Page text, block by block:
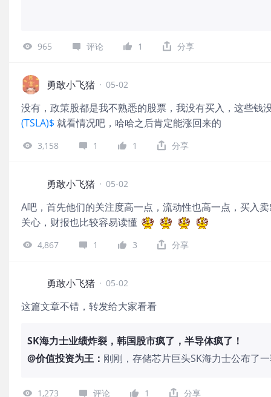
市： 韩国股市如此凶猛的原因主要是
超673%，两家公司合计市值达到1.88
家市值破1万美元的公司： 消息面上
报，营收大增68%，营业利润暴增
营业利润就到了53.7万亿韩元（360
析师预期的35.3万亿！ 分析师预期三
出口额达到319亿美元，同比暴增
英特尔代工其设备主处理器，以解决
题。 另，由于韩国股市不如美股开放
上市，导致同行业公司的估值远低于
倍，远低于 $美光科技(MU)$ 和台积
965 评论 1 分享
勇敢小飞猪 · 05-02
没有，政策股都是我不熟悉的股票，我没有买入，这些钱
(TSLA)$ 就看情况吧，哈哈之后肯定能涨回来的
3,158 1 1 分享
勇敢小飞猪 · 05-02
A吧，首先他们的关注度高一点，流动性也高一点，买入
关心，财报也比较容易读懂
4,867 1 3 分享
勇敢小飞猪 · 05-02
这篇文章不错，转发给大家看看
SK海力士业绩炸裂，韩国股市疯了，半导体疯了！
@价值投资为王 ： 刚刚，存储芯片巨头SK海力士公布了
师预期SK海力士二季度营收增速在
1,273 评论 1 分享